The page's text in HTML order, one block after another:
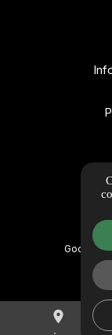
place
Google